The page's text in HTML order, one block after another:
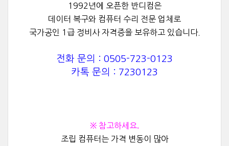
1992년에 오픈한 반디컴은
데이터 복구와 컴퓨터 수리 전문 업체로
국가공인 1급 정비사 자격증을 보유하고 있습니다.
전화 문의 : 0505-723-0123
카톡 문의 : 7230123
※ 참고하세요.
조립 컴퓨터는 가격 변동이 많아